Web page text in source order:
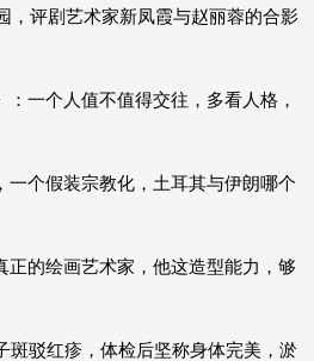
，评剧艺术家新凤霞与赵丽蓉的合影
一个人值不值得交往，多看人格，
一个假装宗教化，土耳其与伊朗哪个
正的绘画艺术家，他这造型能力，够
斑驳红疹，体检后坚称身体完美，淤